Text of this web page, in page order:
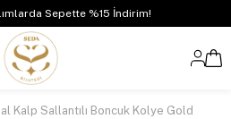
Sepette %15 İndirim!
Kalp Sallantılı Boncuk Kolye Gold